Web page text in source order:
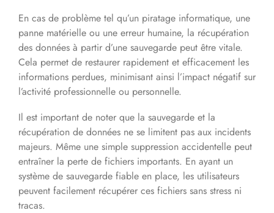
En cas de problème tel qu’un piratage informatique, une
panne matérielle ou une erreur humaine, la récupération
des données à partir d’une sauvegarde peut être vitale.
Cela permet de restaurer rapidement et efficacement les
informations perdues, minimisant ainsi l’impact négatif sur
l’activité professionnelle ou personnelle.
Il est important de noter que la sauvegarde et la
récupération de données ne se limitent pas aux incidents
majeurs. Même une simple suppression accidentelle peut
entraîner la perte de fichiers importants. En ayant un
système de sauvegarde fiable en place, les utilisateurs
peuvent facilement récupérer ces fichiers sans stress ni
tracas.